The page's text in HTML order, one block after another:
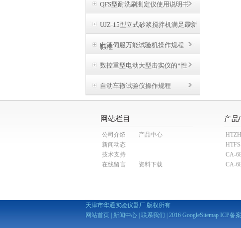
QFS型耐洗刷测定仪使用说明书
UJZ-15型立式砂浆搅拌机满足最新
标准
电液伺服万能试验机操作规程
数控重型电动大型击实仪的*性
自动车辙试验仪操作规程
网站栏目
公司介绍
产品中心
新闻动态
技术支持
在线留言
资料下载
产品
天津市华通实验仪器厂 版权所有
网站首页
新闻中心 联系我们 | 2016 GoogleSitemap ICP备